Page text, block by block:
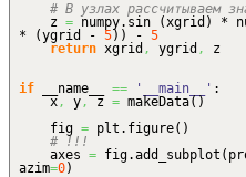
# В узлах рассчитываем
z = numpy. sin (xgrid ) *
*
(ygrid - 5) ) - 5
return xgrid , ygrid , z
if __name__ == '__main__' :
x, y, z = makeData( )
fig = plt. figure( )
# !!!
axes = fig.add_subplot (
azim=0)